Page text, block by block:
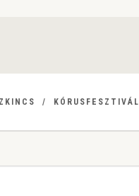
KÓRUSFESZTIVÁL